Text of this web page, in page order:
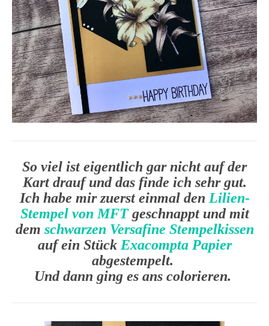
So viel ist eigentlich gar nicht auf der
Kart drauf und das finde ich sehr gut.
Ich habe mir zuerst einmal den Lilien-
Stempel von MFTgeschnappt und mit
dem schwarzen Versafine Stempelkissen
auf ein Stück Exacompta Papier
abgestempelt.
Und dann ging es ans colorieren.